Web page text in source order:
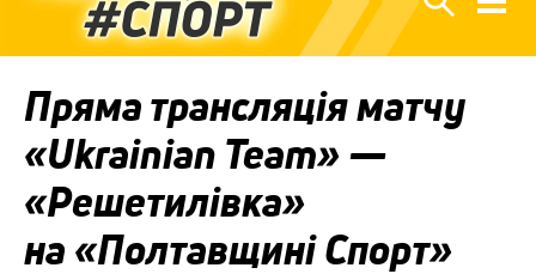
Пряма трансляція матчу
«Ukrainian Team» —
«Решетилівка»
на «Полтавщині Спорт»